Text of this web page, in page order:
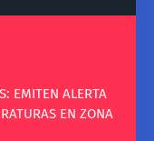
EMITEN ALERTA
EN ZONA